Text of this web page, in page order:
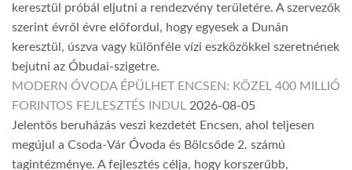
keresztül próbál eljutni a rendezvény területére. A szervezők
szerint évről évre előfordul, hogy egyesek a Dunán
keresztül, úszva vagy különféle vízi eszközökkel szeretnének
bejutni az Óbudai-szigetre.
MODERN ÓVODA ÉPÜLHET ENCSEN: KÖZEL 400 MILLIÓ
FORINTOS FEJLESZTÉS INDUL 2026-08-05
Jelentős beruházás veszi kezdetét Encsen, ahol teljesen
megújul a Csoda-Vár Óvoda és Bölcsőde 2. számú
tagintézménye. A fejlesztés célja, hogy korszerűbb,